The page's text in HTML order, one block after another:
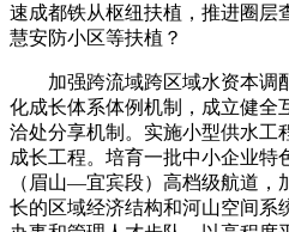
速成都铁从枢纽扶植，推进圈层
慧安防小区等扶植？
加强跨流域跨区域水资本调
化成长体系体例机制，成立健全
洽处分享机制。实施小型供水工
成长工程。培育一批中小企业特
（眉山—宜宾段）高档级航道，
长的区域经济结构和河山空间系